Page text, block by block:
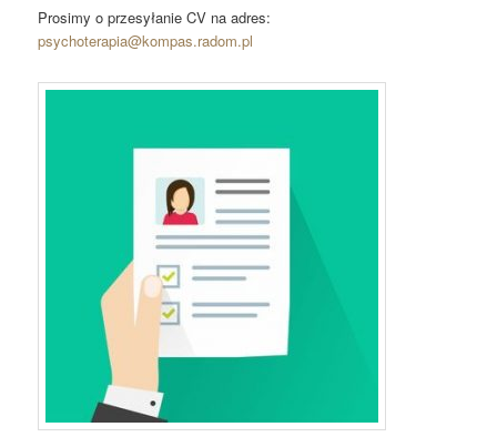
Prosimy o przesyłanie CV na adres:
psychoterapia@kompas.radom.pl